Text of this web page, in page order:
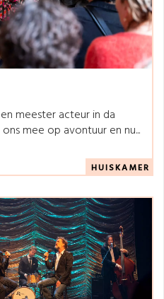
meester acteur in da
mee op avontuur en nu...
HUISKAMER